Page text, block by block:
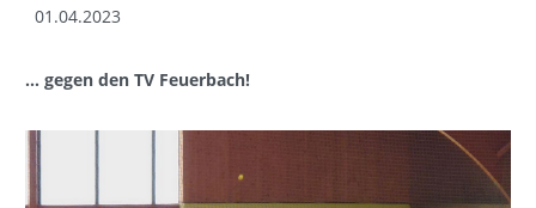
01.04.2023
... gegen den TV Feuerbach!